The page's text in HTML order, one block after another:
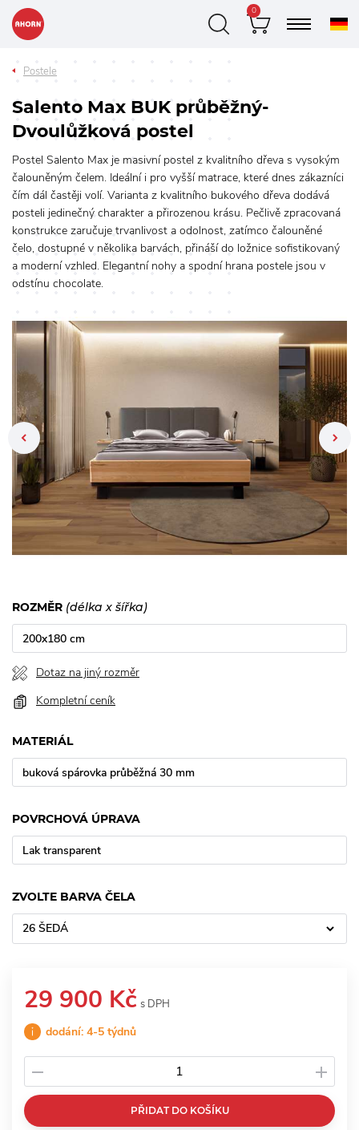
0
Postele
Salento Max BUK průběžný-
Dvoulůžková postel
Postel Salento Max je masivní postel z kvalitního dřeva s vysokým
čalouněným čelem. Ideální i pro vyšší matrace, které dnes zákazníci
čím dál častěji volí. Varianta z kvalitního bukového dřeva dodává
posteli jedinečný charakter a přirozenou krásu. Pečlivě zpracovaná
konstrukce zaručuje trvanlivost a odolnost, zatímco čalouněné
čelo, dostupné v několika barvách, přináší do ložnice sofistikovaný
a moderní vzhled. Elegantní nohy a spodní hrana postele jsou v
odstínu chocolate.
Previous
ROZMĚR (délka x šířka)
200x180 cm
Dotaz na jiný rozměr
Kompletní ceník
MATERIÁL
buková spárovka průběžná 30 mm
POVRCHOVÁ ÚPRAVA
Lak transparent
ZVOLTE BARVA ČELA
26 ŠEDÁ
29 900 Kč s DPH
dodání: 4-5 týdnů
PŘIDAT DO KOŠÍKU